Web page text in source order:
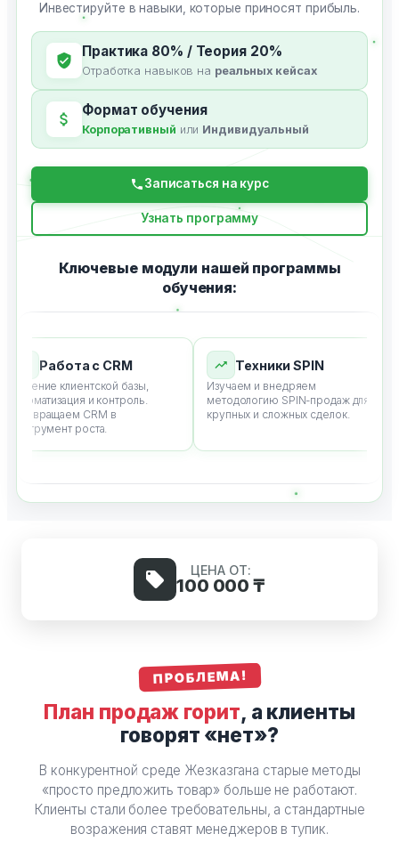
Инвестируйте в навыки, которые приносят прибыль.
Практика 80% / Теория 20%
Отработка навыков на реальных кейсах
Формат обучения
Корпоративный или Индивидуальный
Записаться на курс
Узнать программу
Ключевые модули нашей программы
обучения:
Работа с CRM
клиентской базы,
и контроль.
CRM в
роста.
Техники SPIN
Изучаем и внедряем
методологию SPIN-продаж для
крупных и сложных сделок.
ЦЕНА ОТ:
100 000 ₸
ПРОБЛЕМА!
План продаж горит, а клиенты
говорят «нет»?
В конкурентной среде Жезказгана старые методы
«просто предложить товар» больше не работают.
Клиенты стали более требовательны, а стандартные
возражения ставят менеджеров в тупик.